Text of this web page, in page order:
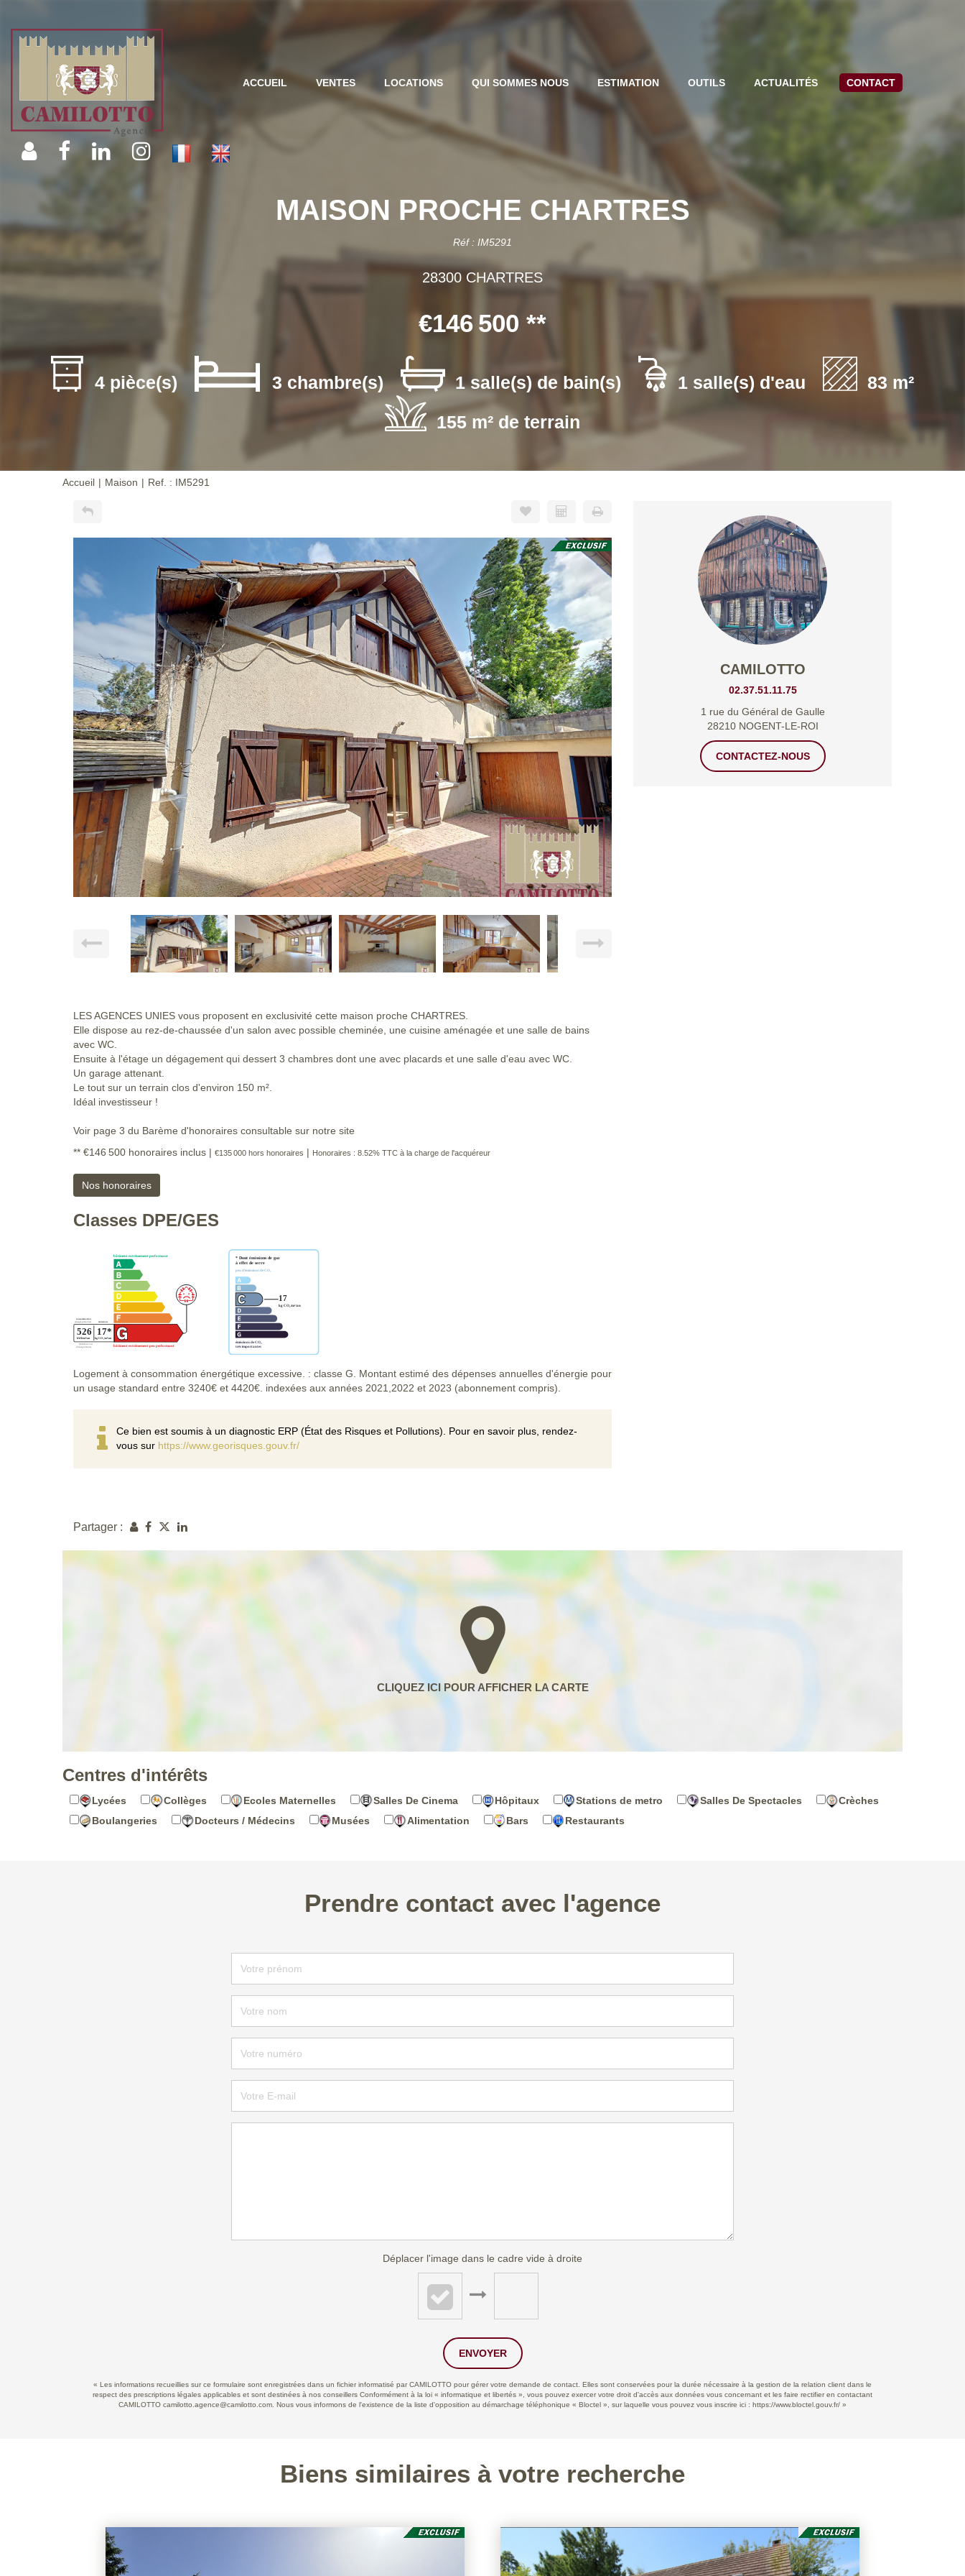
ACCUEIL VENTES LOCATIONS QUI SOMMES NOUS ESTIMATION OUTILS ACTUALITÉS CONTACT
MAISON PROCHE CHARTRES
Réf : IM5291
28300 CHARTRES
€146 500 **
4 pièce(s) 3 chambre(s) 1 salle(s) de bain(s) 1 salle(s) d'eau
83 m²
155 m² de terrain
Accueil Maison Ref. : IM5291
LES AGENCES UNIES vous proposent en exclusivité cette maison proche CHARTRES.
Elle dispose au rez-de-chaussée d'un salon avec possible cheminée, une cuisine aménagée et une salle de bains
avec WC.
Ensuite à l'étage un dégagement qui dessert 3 chambres dont une avec placards et une salle d'eau avec WC.
Un garage attenant.
Le tout sur un terrain clos d'environ 150 m².
Idéal investisseur !
Voir page 3 du Barème d'honoraires consultable sur notre site
** €146 500 honoraires inclus | €135 000 hors honoraires | Honoraires : 8.52% TTC à la charge de l'acquéreur
Nos honoraires
Classes DPE/GES
Logement à consommation énergétique excessive. : classe G. Montant estimé des dépenses annuelles d'énergie pour
un usage standard entre 3240€ et 4420€. indexées aux années 2021,2022 et 2023 (abonnement compris).
Ce bien est soumis à un diagnostic ERP (État des Risques et Pollutions). Pour en savoir plus, rendez-
vous sur https://www.georisques.gouv.fr/
Partager :
CAMILOTTO
02.37.51.11.75
1 rue du Général de Gaulle
28210 NOGENT-LE-ROI
CONTACTEZ-NOUS
Centres d'intérêts
Lycées Collèges Ecoles Maternelles Salles De Cinema Hôpitaux Stations de metro Salles De Spectacles
Crèches
Boulangeries
Docteurs / Médecins Musées Alimentation Bars Restaurants
Prendre contact avec l'agence
Déplacer l'image dans le cadre vide à droite
ENVOYER
« Les informations recueillies sur ce formulaire sont enregistrées dans un fichier informatisé par CAMILOTTO pour gérer votre demande de contact. Elles sont conservées pour la durée nécessaire à la gestion de la relation client dans le
respect des prescriptions légales applicables et sont destinées à nos conseillers Conformément à la loi « informatique et libertés », vous pouvez exercer votre droit d'accès aux données vous concernant et les faire rectifier en contactant
CAMILOTTO camilotto.agence@camilotto.com. Nous vous informons de l'existence de la liste d'opposition au démarchage téléphonique « Bloctel », sur laquelle vous pouvez vous inscrire ici : https://www.bloctel.gouv.fr/ »
Biens similaires à votre recherche